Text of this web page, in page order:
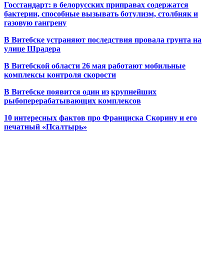
Госстандарт: в белорусских приправах содержатся
бактерии, способные вызывать ботулизм, столбняк и
газовую гангрену
В Витебске устраняют последствия провала грунта на
улице Шрадера
В Витебской области 26 мая работают мобильные
комплексы контроля скорости
В Витебске появится один из крупнейших
рыбоперерабатывающих комплексов
10 интересных фактов про Франциска Скорину и его
печатный «Псалтырь»